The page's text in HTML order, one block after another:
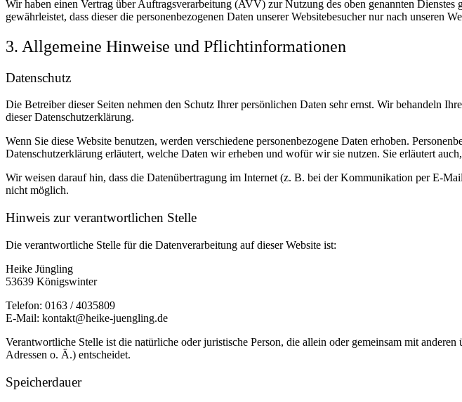
Wir haben einen Vertrag über Auftragsverarbeitung (AVV) zur Nutzung des oben genannten
gewährleistet, dass dieser die personenbezogenen Daten unserer Websitebesucher nur nach unseren
3. Allgemeine Hinweise und Pflicht­informationen
Datenschutz
Die Betreiber dieser Seiten nehmen den Schutz Ihrer persönlichen Daten sehr ernst. Wir behandeln
dieser Datenschutzerklärung.
Wenn Sie diese Website benutzen, werden verschiedene personenbezogene Daten erhoben.
Datenschutzerklärung erläutert, welche Daten wir erheben und wofür wir sie nutzen. Sie erläutert
Wir weisen darauf hin, dass die Datenübertragung im Internet (z. B. bei der Kommunikation per E-
nicht möglich.
Hinweis zur verantwortlichen Stelle
Die verantwortliche Stelle für die Datenverarbeitung auf dieser Website ist:
Heike Jüngling
53639 Königswinter
Telefon: 0163 / 4035809
E-Mail: kontakt@heike-juengling.de
Verantwortliche Stelle ist die natürliche oder juristische Person, die allein oder gemeinsam mit
Adressen o. Ä.) entscheidet.
Speicherdauer